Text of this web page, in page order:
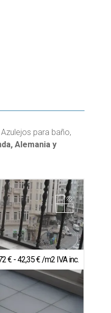
para baño,
Alemania y
€ -42,35€Rango
de
precios:
desde
36,72 €
hasta
/m2 IVA inc.